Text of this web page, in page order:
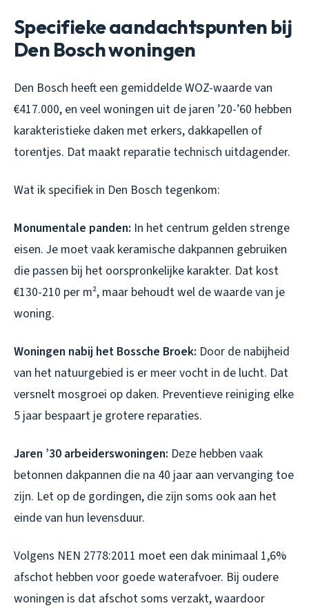
Specifieke aandachtspunten bij
Den Bosch woningen
Den Bosch heeft een gemiddelde WOZ-waarde van
€417.000, en veel woningen uit de jaren ’20-’60 hebben
karakteristieke daken met erkers, dakkapellen of
torentjes. Dat maakt reparatie technisch uitdagender.
Wat ik specifiek in Den Bosch tegenkom:
Monumentale panden: In het centrum gelden strenge
eisen. Je moet vaak keramische dakpannen gebruiken
die passen bij het oorspronkelijke karakter. Dat kost
€130-210 per m², maar behoudt wel de waarde van je
woning.
Woningen nabij het Bossche Broek: Door de nabijheid
van het natuurgebied is er meer vocht in de lucht. Dat
versnelt mosgroei op daken. Preventieve reiniging elke
5 jaar bespaart je grotere reparaties.
Jaren ’30 arbeiderswoningen: Deze hebben vaak
betonnen dakpannen die na 40 jaar aan vervanging toe
zijn. Let op de gordingen, die zijn soms ook aan het
einde van hun levensduur.
Volgens NEN 2778:2011 moet een dak minimaal 1,6%
afschot hebben voor goede waterafvoer. Bij oudere
woningen is dat afschot soms verzakt, waardoor